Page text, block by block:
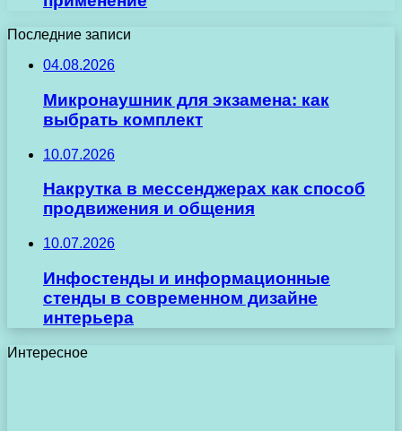
Последние записи
04.08.2026
Микронаушник для экзамена: как
выбрать комплект
10.07.2026
Накрутка в мессенджерах как способ
продвижения и общения
10.07.2026
Инфостенды и информационные
стенды в современном дизайне
интерьера
Интересное